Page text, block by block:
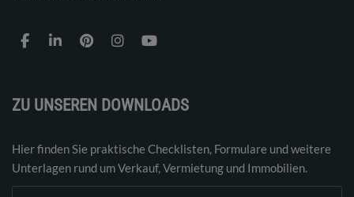
ZU UNSEREN DOWNLOADS
Hier finden Sie praktische Checklisten, Formulare und weitere
Unterlagen rund um Verkauf, Vermietung und Immobilien.